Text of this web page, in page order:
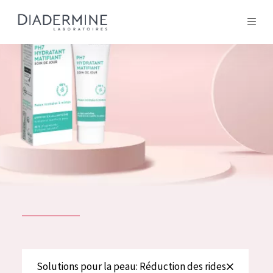
SOLUTIONS POUR LA PEAU
TOUS LES PRODUIT
Tous les Produit
ACCUEIL
Composition
À propos
Conseils Beauté
Solutions pour la peau: Réduction des rides